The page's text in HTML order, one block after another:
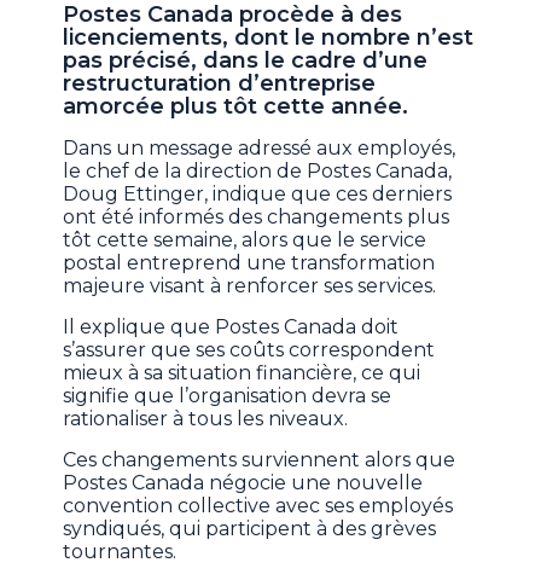
Postes Canada procède à des
licenciements, dont le nombre n’est
pas précisé, dans le cadre d’une
restructuration d’entreprise
amorcée plus tôt cette année.
Dans un message adressé aux employés,
le chef de la direction de Postes Canada,
Doug Ettinger, indique que ces derniers
ont été informés des changements plus
tôt cette semaine, alors que le service
postal entreprend une transformation
majeure visant à renforcer ses services.
Il explique que Postes Canada doit
s’assurer que ses coûts correspondent
mieux à sa situation financière, ce qui
signifie que l’organisation devra se
rationaliser à tous les niveaux.
Ces changements surviennent alors que
Postes Canada négocie une nouvelle
convention collective avec ses employés
syndiqués, qui participent à des grèves
tournantes.